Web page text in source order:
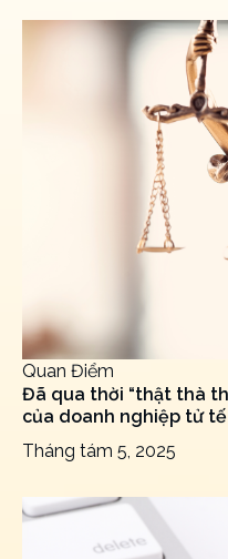
Quan Điểm
Đã qua thời “thật thà
của doanh nghiệp tử
Tháng tám 5, 2025